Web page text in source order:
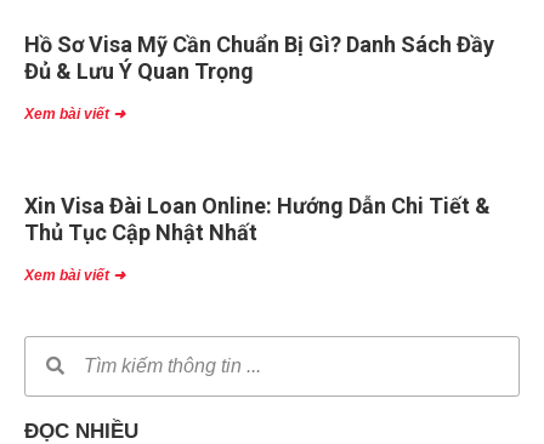
Hồ Sơ Visa Mỹ Cần Chuẩn Bị Gì? Danh Sách Đầy
Đủ & Lưu Ý Quan Trọng
Xem bài viết ➜
Xin Visa Đài Loan Online: Hướng Dẫn Chi Tiết &
Thủ Tục Cập Nhật Nhất
Xem bài viết ➜
ĐỌC NHIỀU